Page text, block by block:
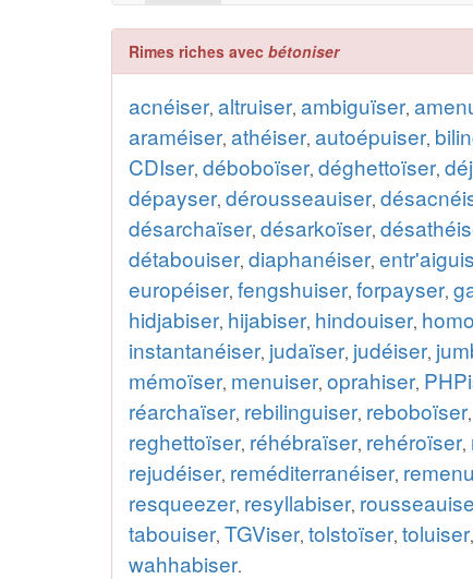
Rimes riches avec bétoniser
acnéiser, altruiser, ambiguïser,
araméiser, athéiser, autoépuiser,
CDIser, déboboïser, déghettoïser,
dépayser, dérousseauiser,
désarchaïser, désarkoïser,
détabouiser, diaphanéiser,
européiser, fengshuiser, forpayser,
hidjabiser, hijabiser, hindouiser,
instantanéiser, judaïser, judéiser,
mémoïser, menuiser, oprahiser,
réarchaïser, rebilinguiser, reboboïser,
reghettoïser, réhébraïser, rehéroïser,
rejudéiser, reméditerranéiser,
resqueezer, resyllabiser,
tabouiser, TGViser, tolstoïser, toluiser,
wahhabiser.